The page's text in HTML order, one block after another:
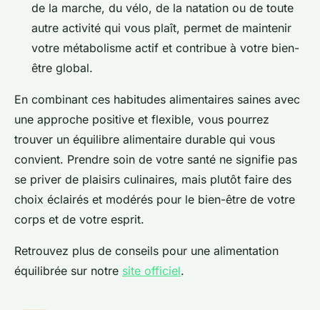
de la marche, du vélo, de la natation ou de toute
autre activité qui vous plaît, permet de maintenir
votre métabolisme actif et contribue à votre bien-
être global.
En combinant ces habitudes alimentaires saines avec
une approche positive et flexible, vous pourrez
trouver un équilibre alimentaire durable qui vous
convient. Prendre soin de votre santé ne signifie pas
se priver de plaisirs culinaires, mais plutôt faire des
choix éclairés et modérés pour le bien-être de votre
corps et de votre esprit.
Retrouvez plus de conseils pour une alimentation
équilibrée sur notre site officiel.